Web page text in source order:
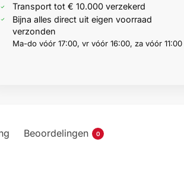
Transport tot € 10.000 verzekerd
Bijna alles direct uit eigen voorraad
verzonden
Ma-do vóór 17:00, vr vóór 16:00, za vóór 11:00
Beoordelingen 0